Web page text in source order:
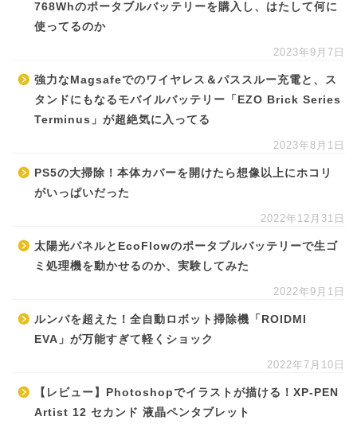
768Whのポータブルバッテリーを購入し、はたして何に
使ってるのか
2023年9月7日
強力なMagsafeでのワイヤレス＆パススルー充電と、ス
タンドにもなるモバイルバッテリー「EZO Brick Series
Terminus」が超絶気に入ってる
2023年8月1日
PS5の大掃除！本体カバーを開けたら想像以上にホコリ
がいっぱいだった
2022年12月31日
太陽光パネルとEcoFlowのポータブルバッテリーで生ゴ
ミ処理機を動かせるのか、実験してみた
2022年9月1日
ルンバを超えた！全自動ロボット掃除機「ROIDMI
EVA」が万能すぎて軽くショック
2022年7月10日
【レビュー】Photoshopでイラストが描ける！XP-PEN
Artist 12 セカンド 液晶ペンタブレット